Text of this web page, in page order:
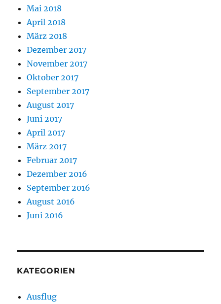
Mai 2018
April 2018
März 2018
Dezember 2017
November 2017
Oktober 2017
September 2017
August 2017
Juni 2017
April 2017
März 2017
Februar 2017
Dezember 2016
September 2016
August 2016
Juni 2016
KATEGORIEN
Ausflug